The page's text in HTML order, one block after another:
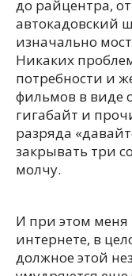
до райцентра,
автокадовский
изначально
Никаких
потребности и
фильмов в виде
гигабайт и
разряда
закрывать три
молчу.
И при этом меня
интернете, в
должное этой